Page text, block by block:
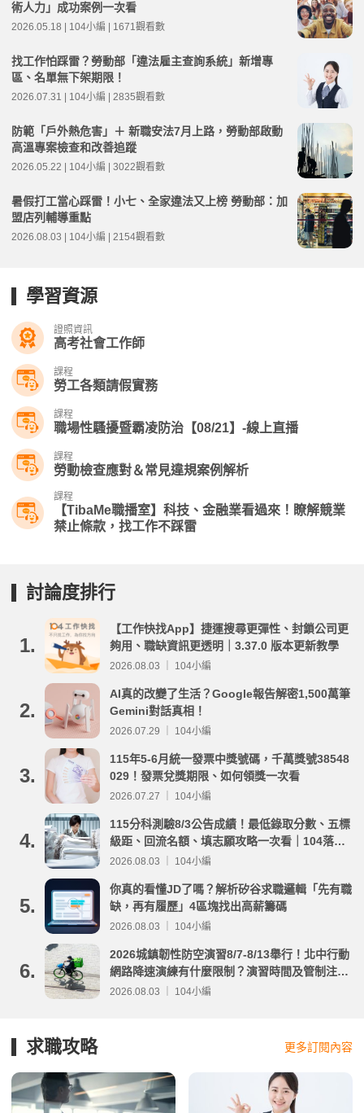
術人力」成功案例一次看
2026.05.18 | 104小編 | 1671觀看數
找工作怕踩雷？勞動部「違法雇主查詢系統」新增專
區、名單無下架期限！
2026.07.31 | 104小編 | 2835觀看數
防範「戶外熱危害」＋ 新職安法7月上路，勞動部啟動
高溫專案檢查和改善追蹤
2026.05.22 | 104小編 | 3022觀看數
暑假打工當心踩雷！小七、全家違法又上榜 勞動部：加
盟店列輔導重點
2026.08.03 | 104小編 | 2154觀看數
學習資源
證照資訊
高考社會工作師
課程
勞工各類請假實務
課程
職場性騷擾暨霸凌防治【08/21】-線上直播
課程
勞動檢查應對＆常見違規案例解析
課程
【TibaMe職播室】科技、金融業看過來！瞭解競業
禁止條款，找工作不踩雷
討論度排行
1.
【工作快找App】捷運搜尋更彈性、封鎖公司更
夠用、職缺資訊更透明｜3.37.0 版本更新教學
2026.08.03 ｜ 104小編
2.
AI真的改變了生活？Google報告解密1,500萬筆
Gemini對話真相！
2026.07.29 ｜ 104小編
3.
115年5-6月統一發票中獎號碼，千萬獎號38548
029！發票兌獎期限、如何領獎一次看
2026.07.27 ｜ 104小編
4.
115分科測驗8/3公告成績！最低錄取分數、五標
級距、回流名額、填志願攻略一次看｜104落點
分析
2026.08.03 ｜ 104小編
5.
你真的看懂JD了嗎？解析矽谷求職邏輯「先有職
缺，再有履歷」4區塊找出高薪籌碼
2026.08.03 ｜ 104小編
6.
2026城鎮韌性防空演習8/7-8/13舉行！北中行動
網路降速演練有什麼限制？演習時間及管制注意
事項整理
2026.08.03 ｜ 104小編
求職攻略 更多訂閱內容